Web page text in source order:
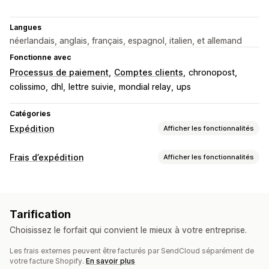
Langues
néerlandais, anglais, français, espagnol, italien, et allemand
Fonctionne avec
Processus de paiement Comptes clients chronopost
colissimo dhl lettre suivie mondial relay ups
Catégories
Expédition Afficher les fonctionnalités
Étiquettes et emballages
Listes de sélection
Règles d’expédition Date de livraison
Synchronisation des commandes
Multilingue
Sélection du transporteur Frais d’expédition
Frais d’expédition Afficher les fonctionnalités
En fonction du poids
Notifications personnalisées
Pages de suivi
Tarification
Choisissez le forfait qui convient le mieux à votre entreprise.
Les frais externes peuvent être facturés par SendCloud séparément de
votre facture Shopify. En savoir plus